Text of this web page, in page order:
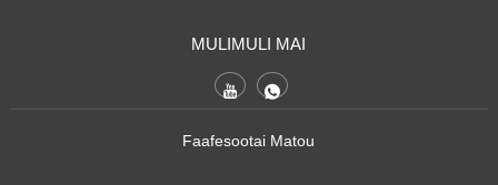
MULIMULI MAI
Faafesootai Matou